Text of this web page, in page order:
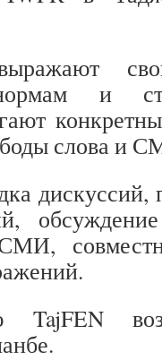
и
слова и
дискуссий,
TajFEN